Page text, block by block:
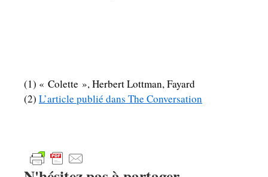
(1) « Colette », Herbert Lottman, Fayard
(2) L’article publié dans The Conversation